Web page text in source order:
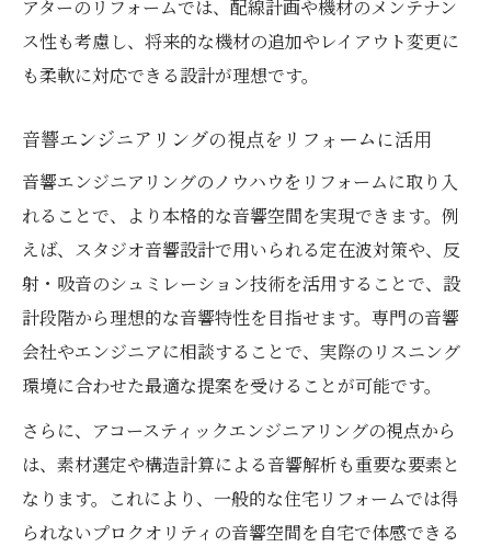
アターのリフォームでは、配線計画や機材のメンテナン
ス性も考慮し、将来的な機材の追加やレイアウト変更に
も柔軟に対応できる設計が理想です。
音響エンジニアリングの視点をリフォームに活用
音響エンジニアリングのノウハウをリフォームに取り入
れることで、より本格的な音響空間を実現できます。例
えば、スタジオ音響設計で用いられる定在波対策や、反
射・吸音のシュミレーション技術を活用することで、設
計段階から理想的な音響特性を目指せます。専門の音響
会社やエンジニアに相談することで、実際のリスニング
環境に合わせた最適な提案を受けることが可能です。
さらに、アコースティックエンジニアリングの視点から
は、素材選定や構造計算による音響解析も重要な要素と
なります。これにより、一般的な住宅リフォームでは得
られないプロクオリティの音響空間を自宅で体感できる